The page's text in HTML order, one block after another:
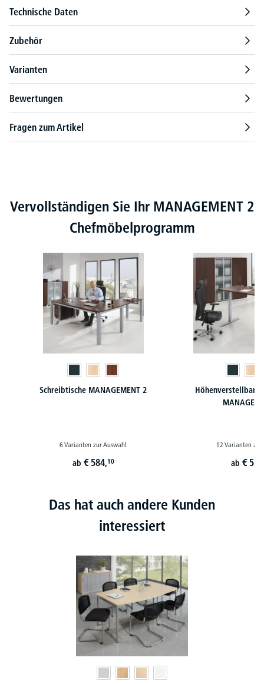
Technische Daten
Zubehör
Varianten
Bewertungen
Fragen zum Artikel
Produktgalerie überspringen
Vervollständigen Sie Ihr MANAGEMENT 2
Chefmöbelprogramm
Schreibtische MANAGEMENT 2
6 Varianten zur Auswahl
ab € 584,10
Höhenverstellbare
12 Varianten zur
ab €
Das hat auch andere Kunden
interessiert